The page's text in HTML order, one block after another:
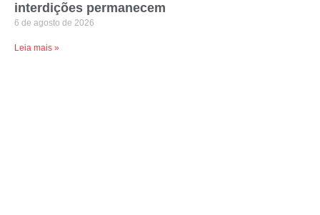
interdições permanecem
6 de agosto de 2026
Leia mais »